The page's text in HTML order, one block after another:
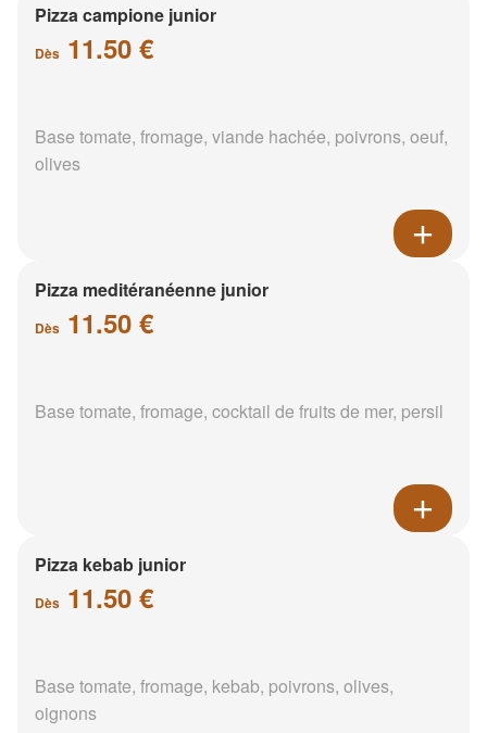
Pizza campione junior
Dès 11.50 €
Base tomate, fromage, viande hachée, poivrons, oeuf,
olives
Pizza meditéranéenne junior
Dès 11.50 €
Base tomate, fromage, cocktail de fruits de mer, persil
Pizza kebab junior
Dès 11.50 €
Base tomate, fromage, kebab, poivrons, olives,
oignons